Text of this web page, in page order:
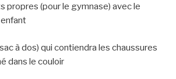
propres (pour le gymnase) avec le
à dos) qui contiendra les chaussures
dans le couloir